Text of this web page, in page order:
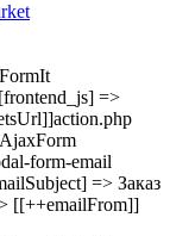
=>
form-email
=> Заказ
[[++emailFrom]]